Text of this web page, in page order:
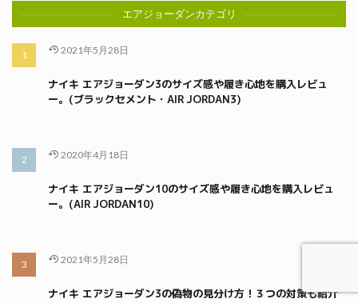
エアジョーダンカテゴリ
2021年5月28日
ナイキ エアジョーダン3のサイズ感や履き心地を購入レビュ
ー。(ブラックセメント・AIR JORDAN3)
2020年4月18日
ナイキ エアジョーダン10のサイズ感や履き心地を購入レビュ
ー。(AIR JORDAN10)
2021年5月28日
ナイキ エアジョーダン3の偽物の見分け方！３つの対策も紹介